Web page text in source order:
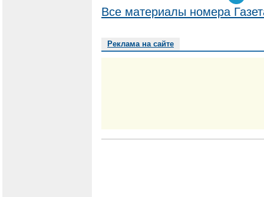
Все материалы номера
Реклама на сайте